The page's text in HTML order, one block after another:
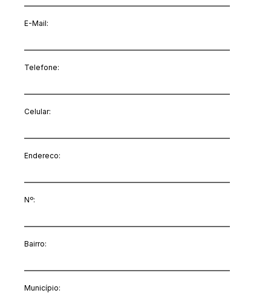
E-Mail:
Telefone:
Celular:
Endereco:
Nº:
Bairro:
Município: